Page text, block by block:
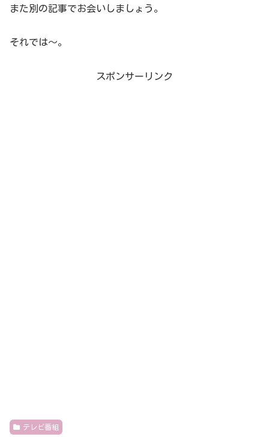
また別の記事でお会いしましょう。
それでは～。
スポンサーリンク
テレビ番組